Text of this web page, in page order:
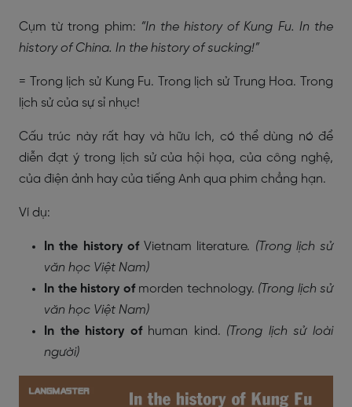
Cụm từ trong phim: “In the history of Kung Fu. In the
history of China. In the history of sucking!”
= Trong lịch sử Kung Fu. Trong lịch sử Trung Hoa. Trong
lịch sử của sự sỉ nhục!
Cấu trúc này rất hay và hữu ích, có thể dùng nó để
diễn đạt ý trong lịch sử của hội họa, của công nghệ,
của điện ảnh hay của tiếng Anh qua phim chẳng hạn.
Ví dụ:
In the history of Vietnam literature. (Trong lịch sử
văn học Việt Nam)
In the history of morden technology. (Trong lịch sử
văn học Việt Nam)
In the history of human kind. (Trong lịch sử loài
người)